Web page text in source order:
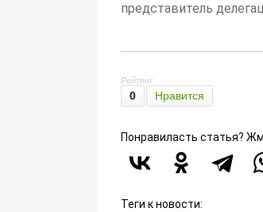
представитель
Рейтинг:
0 Нравится
Понравиласть статья?
Теги к новости: